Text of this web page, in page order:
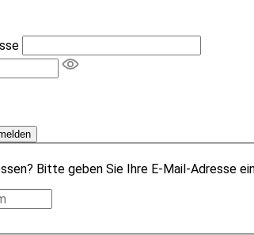
Bitte geben Sie Ihre E-Mail-Adresse